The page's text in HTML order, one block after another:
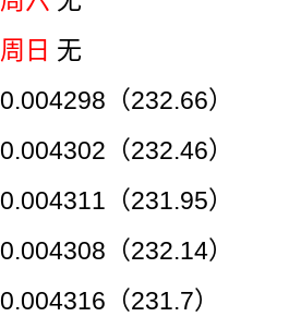
周日 无
0.004298（232.66）
0.004302（232.46）
0.004311（231.95）
0.004308（232.14）
0.004316（231.7）